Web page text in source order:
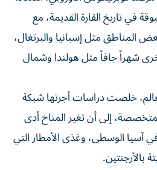
في تاريخ القارة القديمة، مع
المناطق مثل إسبانيا والبرتغال،
شهراً جافاً مثل هولندا وشمال
خلصت دراسات أجرتها شبكة
إلى أن تغير المناخ أدى
آسيا الوسطى، وغذى الأمطار التي